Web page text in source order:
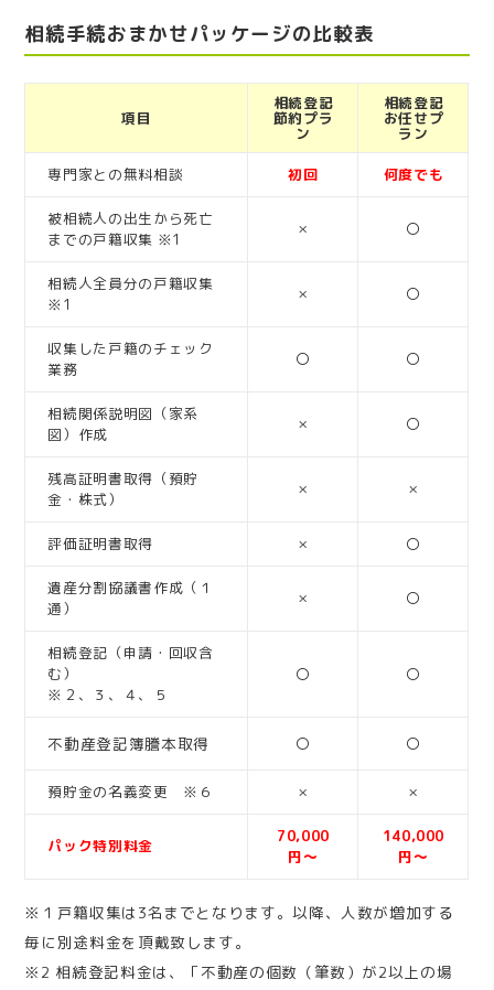
相続手続おまかせパッケージの比較表
項目
相続登記
節約プラ
ン
相続登記
お任せプ
ラン
専門家との無料相談 初回 何度でも
被相続人の出生から死亡
までの戸籍収集 ※1
× 〇
相続人全員分の戸籍収集
※1
× 〇
収集した戸籍のチェック
業務
〇 〇
相続関係説明図（家系
図）作成
× 〇
残高証明書取得（預貯
金・株式）
× ×
評価証明書取得 × 〇
遺産分割協議書作成（１
通）
× 〇
相続登記（申請・回収含
む）
※２、３、４、５
〇 〇
不動産登記簿謄本取得 〇 〇
預貯金の名義変更 ※６ × ×
パック特別料金
70,000
円～
140,000
円～
※１戸籍収集は3名までとなります。以降、人数が増加する
毎に別途料金を頂戴致します。
※2 相続登記料金は、「不動産の個数（筆数）が2以上の場